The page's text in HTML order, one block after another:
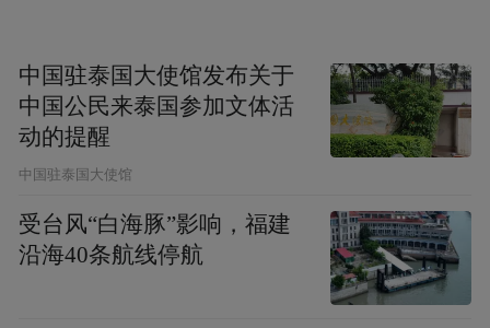
有厚重的历史，又有这么新潮的表达方式，
让人很想去亲眼看看。”一位媒体记者在交流
中表示：“通过这些创新形式，自己对石家庄
了一个有声有色的具体目的地。”
中国驻泰国大使馆发布关于
中国公民来泰国参加文体活
动的提醒
中国驻泰国大使馆
受台风“白海豚”影响，福建
沿海40条航线停航